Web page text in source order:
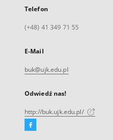
Telefon
(+48) 41 349 71 55
E-Mail
buk@ujk.edu.pl
Odwiedź nas!
http://buk.ujk.edu.pl/
Facebook